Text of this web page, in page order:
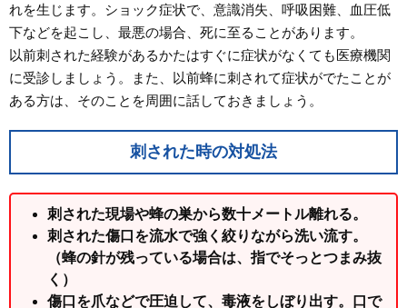
れを生じます。ショック症状で、意識消失、呼吸困難、血圧低
下などを起こし、最悪の場合、死に至ることがあります。
以前刺された経験があるかたはすぐに症状がなくても医療機関
に受診しましょう。また、以前蜂に刺されて症状がでたことが
ある方は、そのことを周囲に話しておきましょう。
刺された時の対処法
刺された現場や蜂の巣から数十メートル離れる。
刺された傷口を流水で強く絞りながら洗い流す。
（蜂の針が残っている場合は、指でそっとつまみ抜
く）
傷口を爪などで圧迫して、毒液をしぼり出す。口で